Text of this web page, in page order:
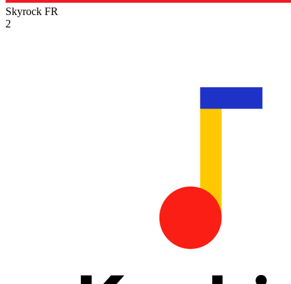
Skyrock FR
2